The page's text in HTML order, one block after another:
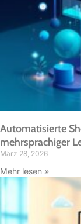
Automatisierte
mehrsprachiger
März 28, 2026
Mehr lesen »